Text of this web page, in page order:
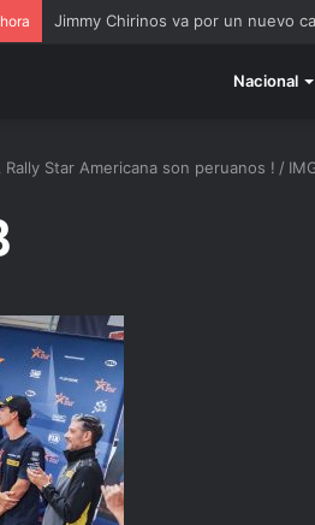
Jimmy Chirinos va por un nuevo
Nacional
Star Americana son peruanos ! /